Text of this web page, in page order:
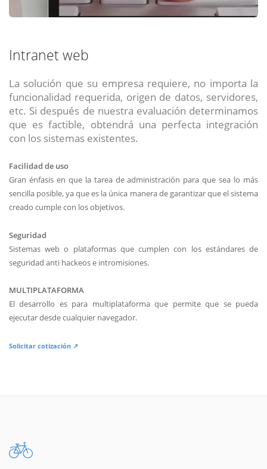
Intranet web
La solución que su empresa requiere, no importa la
funcionalidad requerida, origen de datos, servidores,
etc. Si después de nuestra evaluación determinamos
que es factible, obtendrá una perfecta integración
con los sistemas existentes.
Facilidad de uso
Gran énfasis en que la tarea de administración para que sea lo más
sencilla posible, ya que es la única manera de garantizar que el sistema
creado cumple con los objetivos.
Seguridad
Sistemas web o plataformas que cumplen con los estándares de
seguridad anti hackeos e intromisiones.
MULTIPLATAFORMA
El desarrollo es para multiplataforma que permite que se pueda
ejecutar desde cualquier navegador.
Solicitar cotización ↗